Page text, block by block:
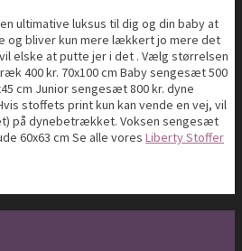
ultimative luksus til dig og din baby at
og bliver kun mere lækkert jo mere det
elske at putte jer i det . Vælg størrelsen
400 kr. 70x100 cm Baby sengesæt 500
cm Junior sengesæt 800 kr. dyne
stoffets print kun kan vende en vej, vil
på dynebetrækket. Voksen sengesæt
60x63 cm Se alle vores Liberty Stoffer